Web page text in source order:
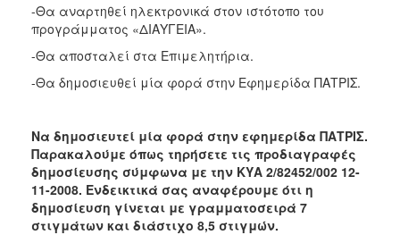
-Θα αναρτηθεί ηλεκτρονικά στον ιστότοπο του
προγράμματος «ΔΙΑΥΓΕΙΑ».
-Θα αποσταλεί στα Επιμελητήρια.
-Θα δημοσιευθεί μία φορά στην Εφημερίδα ΠΑΤΡΙΣ.
Να δημοσιευτεί μία φορά στην εφημερίδα ΠΑΤΡΙΣ.
Παρακαλούμε όπως τηρήσετε τις προδιαγραφές
δημοσίευσης σύμφωνα με την ΚΥΑ 2/82452/002 12-
11-2008. Ενδεικτικά σας αναφέρουμε ότι η
δημοσίευση γίνεται με γραμματοσειρά 7
στιγμάτων και διάστιχο 8,5 στιγμών.